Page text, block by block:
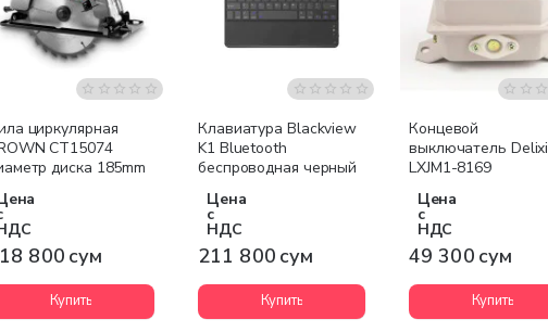
циркулярная
CT15074
диска 185mm
800 сум
Купить
Клавиатура Blackview
K1 Bluetooth
беспроводная черный
Цена
с
НДС
211 800 сум
Купить
Концевой
выключатель Delixi
LXJM1-8169
Цена
с
НДС
49 300 сум
Купить